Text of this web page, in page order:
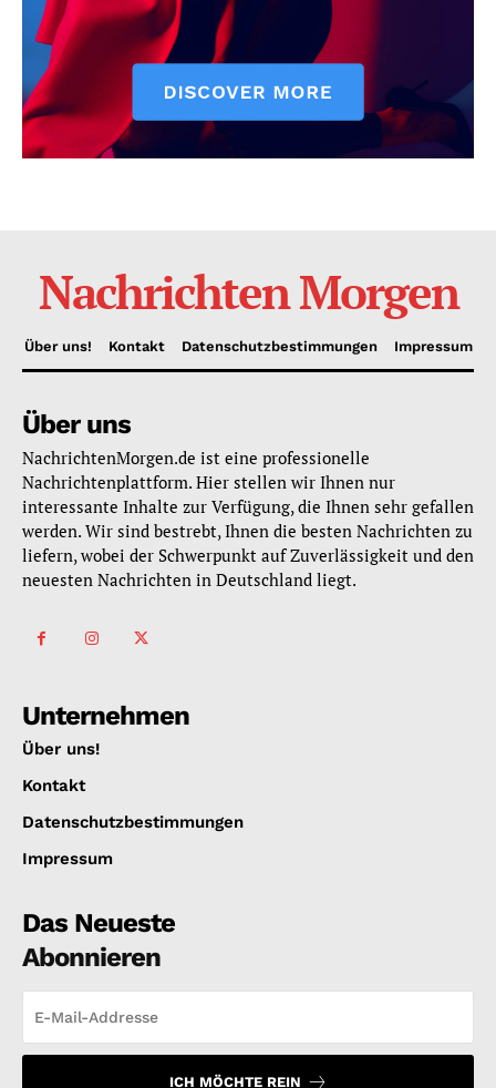
Nachrichten Morgen
Über uns! Kontakt Datenschutzbestimmungen Impressum
Über uns
NachrichtenMorgen.de ist eine professionelle
Nachrichtenplattform. Hier stellen wir Ihnen nur
interessante Inhalte zur Verfügung, die Ihnen sehr gefallen
werden. Wir sind bestrebt, Ihnen die besten Nachrichten zu
liefern, wobei der Schwerpunkt auf Zuverlässigkeit und den
neuesten Nachrichten in Deutschland liegt.
Unternehmen
Über uns!
Kontakt
Datenschutzbestimmungen
Impressum
Das Neueste
Abonnieren
ICH MÖCHTE REIN